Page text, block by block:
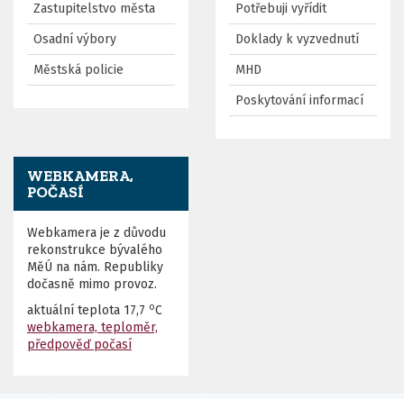
Zastupitelstvo města
Osadní výbory
Městská policie
Potřebuji vyřídit
Doklady k vyzvednutí
MHD
Poskytování informací
WEBKAMERA,
POČASÍ
Webkamera je z důvodu
rekonstrukce bývalého
MěÚ na nám. Republiky
dočasně mimo provoz.
aktuální teplota 17,7 oC
webkamera, teploměr,
předpověď počasí